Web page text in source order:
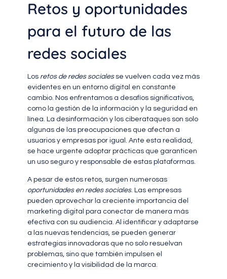
Retos y oportunidades
para el futuro de las
redes sociales
Los retos de redes socialesse vuelven cada vez más
evidentes en un entorno digital en constante
cambio. Nos enfrentamos a desafíos significativos,
como la gestión de la información y la seguridad en
línea. La desinformación y los ciberataques son solo
algunas de las preocupaciones que afectan a
usuarios y empresas por igual. Ante esta realidad,
se hace urgente adoptar prácticas que garanticen
un uso seguro y responsable de estas plataformas.
A pesar de estos retos, surgen numerosas
oportunidades en redes sociales. Las empresas
pueden aprovechar la creciente importancia del
marketing digital para conectar de manera más
efectiva con su audiencia. Al identificar y adaptarse
a las nuevas tendencias, se pueden generar
estrategias innovadoras que no solo resuelvan
problemas, sino que también impulsen el
crecimiento y la visibilidad de la marca.